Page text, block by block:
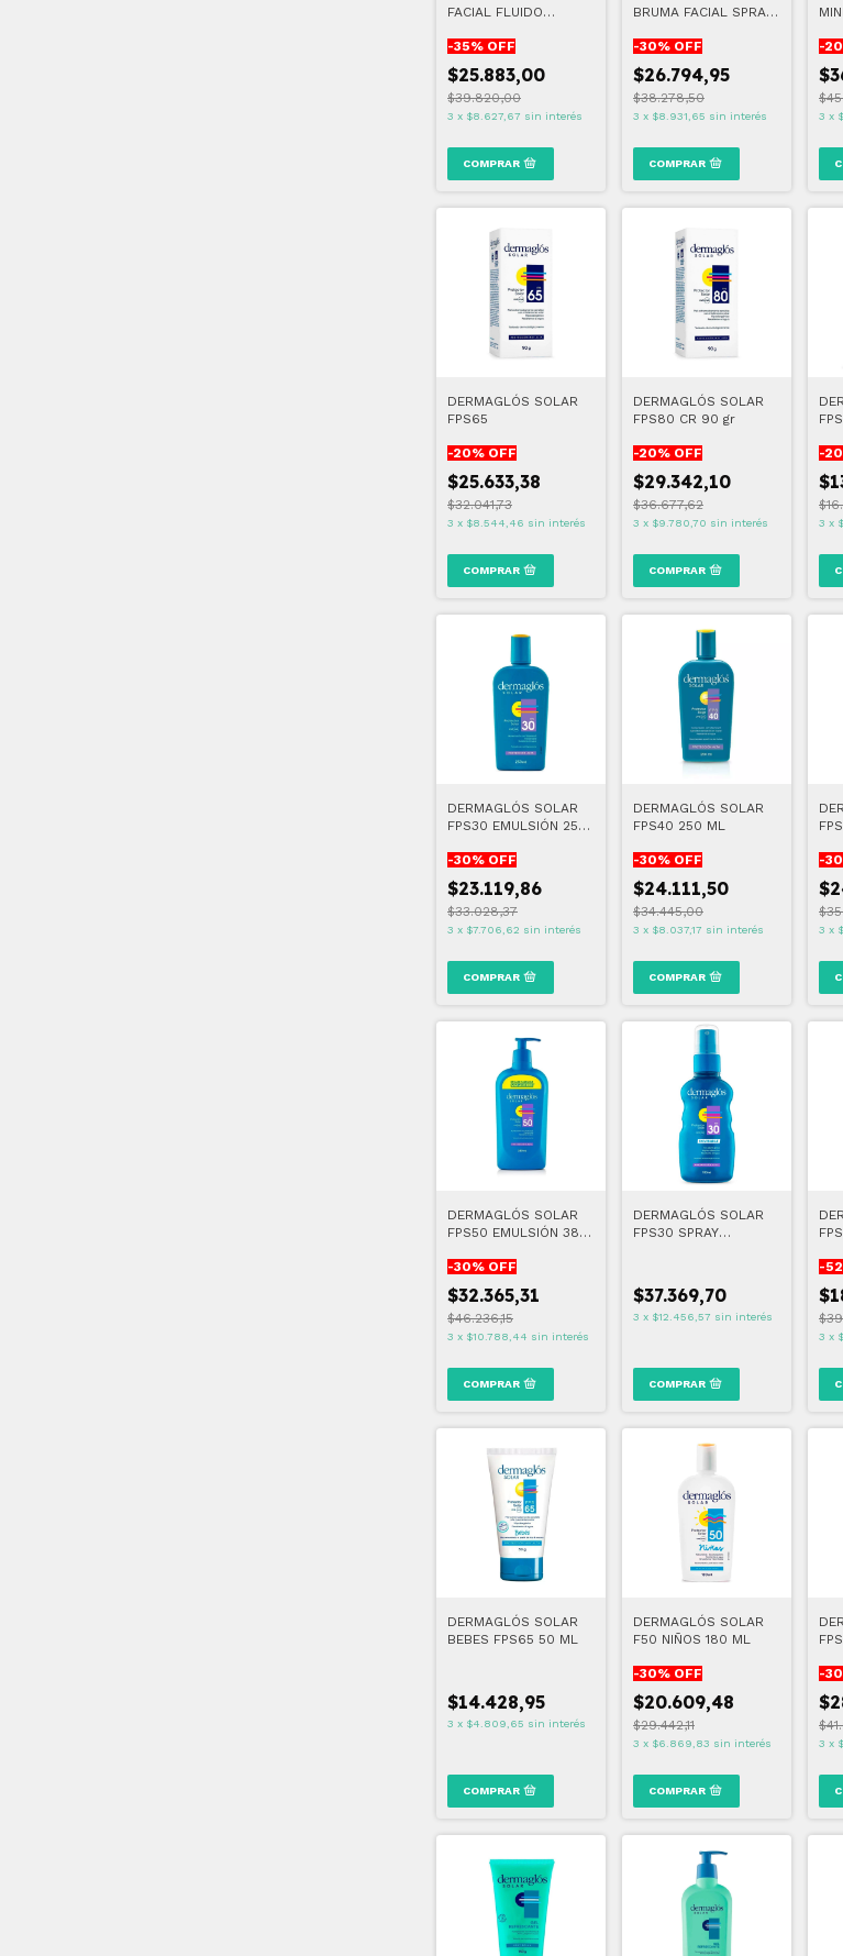
FACIAL FLUIDO
-35% OFF
$25.883,00
$39.820,00
3 x $8.627,67 sin interés
BRUMA FACIAL SPRAY
-30% OFF
$26.794,95
$38.278,50
3 x $8.931,65 sin interés
-20
3 x
DERMAGLÓS SOLAR
FPS65
-20% OFF
$25.633,38
$32.041,73
3 x $8.544,46 sin interés
DERMAGLÓS SOLAR
FPS80 CR 90 gr
-20% OFF
$29.342,10
$36.677,62
3 x $9.780,70 sin interés
-20
3 x
DERMAGLÓS SOLAR
FPS30 EMULSIÓN 250
-30% OFF
$23.119,86
$33.028,37
3 x $7.706,62 sin interés
DERMAGLÓS SOLAR
FPS40 250 ML
-30% OFF
$24.111,50
$34.445,00
3 x $8.037,17 sin interés
-30
3 x
DERMAGLÓS SOLAR
FPS50 EMULSIÓN 380
-30% OFF
$32.365,31
$46.236,15
3 x $10.788,44 sin interés
DERMAGLÓS SOLAR
FPS30 SPRAY
$37.369,70
3 x $12.456,57 sin interés
-52
3 x
DERMAGLÓS SOLAR
BEBES FPS65 50 ML
$14.428,95
3 x $4.809,65 sin interés
DERMAGLÓS SOLAR
F50 NIÑOS 180 ML
-30% OFF
$20.609,48
$29.442,11
3 x $6.869,83 sin interés
-30
3 x